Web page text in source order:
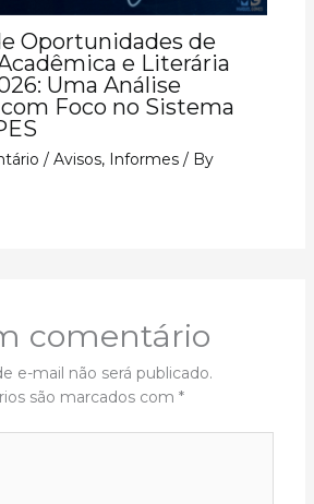
Oportunidades de
e Literária
Uma Análise
Foco no Sistema
/ Avisos, Informes/ By
comentário
e-mail não será publicado.
são marcados com *